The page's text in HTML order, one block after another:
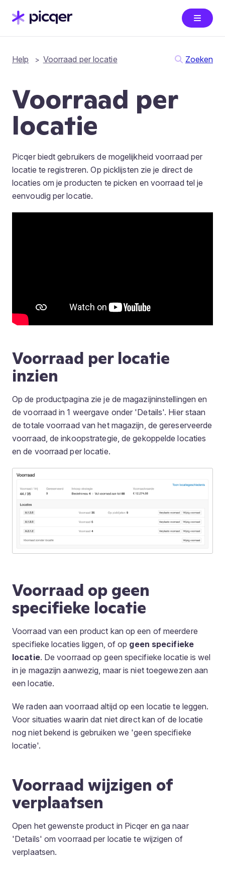
Help Voorraad per locatie Zoeken
Voorraad per
locatie
Picqer biedt gebruikers de mogelijkheid voorraad per
locatie te registreren. Op picklijsten zie je direct de
locaties om je producten te picken en voorraad tel je
eenvoudig per locatie.
Voorraad per locatie
inzien
Op de productpagina zie je de magazijninstellingen en
de voorraad in 1 weergave onder 'Details'. Hier staan
de totale voorraad van het magazijn, de gereserveerde
voorraad, de inkoopstrategie, de gekoppelde locaties
en de voorraad per locatie.
Voorraad op geen
specifieke locatie
Voorraad van een product kan op een of meerdere
specifieke locaties liggen, of op geen specifieke
locatie. De voorraad op geen specifieke locatie is wel
in je magazijn aanwezig, maar is niet toegewezen aan
een locatie.
We raden aan voorraad altijd op een locatie te leggen.
Voor situaties waarin dat niet direct kan of de locatie
nog niet bekend is gebruiken we 'geen specifieke
locatie'.
Voorraad wijzigen of
verplaatsen
Open het gewenste product in Picqer en ga naar
'Details' om voorraad per locatie te wijzigen of
verplaatsen.